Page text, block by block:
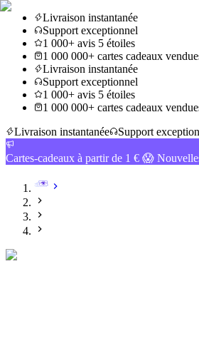
Livraison instantanée
Support exceptionnel
1 000+ avis 5 étoiles
1 000 000+ cartes cadeaux
Livraison instantanée
Support exceptionnel
1 000+ avis 5 étoiles
1 000 000+ cartes cadeaux
Livraison instantanée
Support
Cartes-cadeaux à partir de 1 € 😱